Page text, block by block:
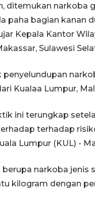
ditemukan narkoba
paha bagian kanan
Kepala Kantor
Sulawesi
penyelundupan
Kualaa Lumpur,
ini terungkap
terhadap
Lumpur (KUL) -
narkoba jenis
kilogram dengan